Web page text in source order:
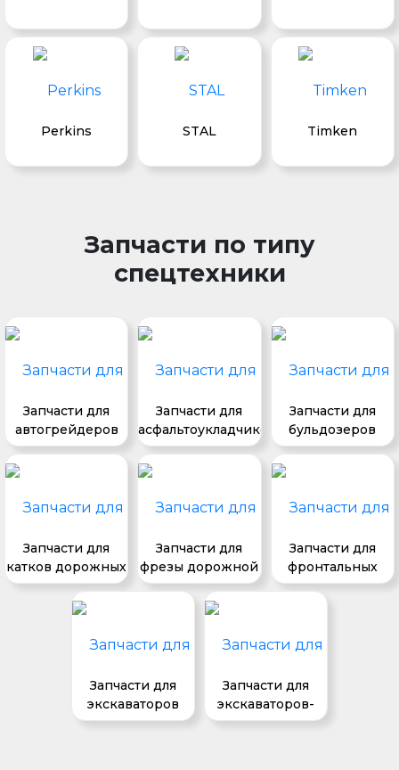
Perkins STAL Timken
Запчасти по типу
спецтехники
Запчасти для
автогрейдеров
Запчасти для
асфальтоукладчиков
Запчасти для
бульдозеров
Запчасти для
катков дорожных
Запчасти для
фрезы дорожной
Запчасти для
фронтальных
погрузчиков
Запчасти для
экскаваторов
Запчасти для
экскаваторов-
погрузчиков